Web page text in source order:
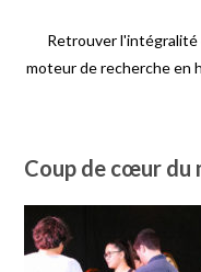
Retrouver l'intégralité
moteur de recherche en
Coup de cœur du